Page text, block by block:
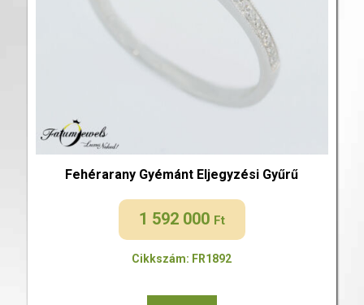
Fehérarany Gyémánt Eljegyzési Gyűrű
1 592 000 Ft
Cikkszám: FR1892